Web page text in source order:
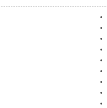
•
•
•
•
•
•
•
•
•